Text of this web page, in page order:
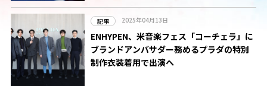
記事 2025年04月13日
ENHYPEN、米音楽フェス「コーチェラ」に
ブランドアンバサダー務めるプラダの特別
制作衣装着用で出演へ